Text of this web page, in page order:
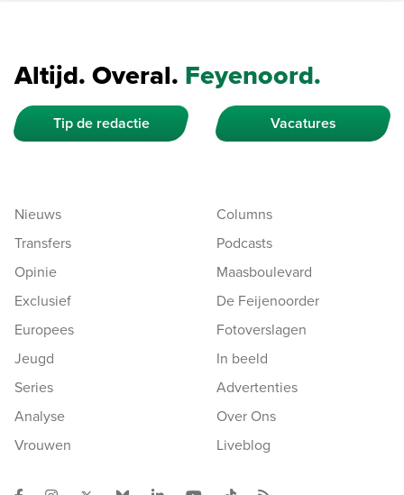
Altijd. Overal. Feyenoord.
Tip de redactie Vacatures
Nieuws
Transfers
Opinie
Exclusief
Europees
Jeugd
Series
Analyse
Vrouwen
Columns
Podcasts
Maasboulevard
De Feijenoorder
Fotoverslagen
In beeld
Advertenties
Over Ons
Liveblog